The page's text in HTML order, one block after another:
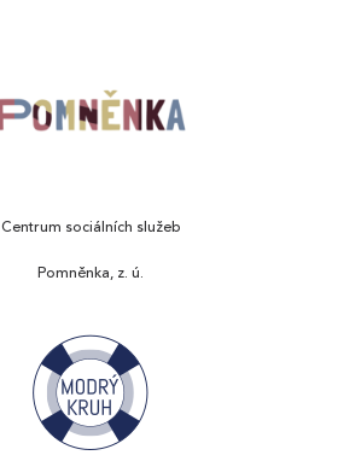
Centrum sociálních služeb
Pomněnka, z. ú.